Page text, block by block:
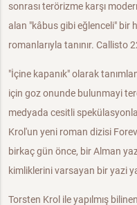
sonrası terörizme karşı
alan "kâbus gibi eğlenceli" bir
romanlarıyla tanınır. Callisto
"İçine kapanık" olarak
için goz onunde bulunmayi
medyada cesitli
Krol'un yeni roman dizisi
birkaç gün önce, bir Alman
kimliklerini varsayan bir yazi
Torsten Krol ile yapılmış